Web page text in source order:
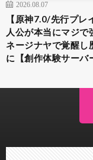
2026.08.07
【原神7.0/先行プレ
人公が本当にマジで
ネージナヤで覚醒し
に【創作体験サーバ